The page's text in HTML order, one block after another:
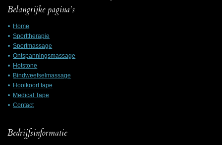
Belangrijke pagina's
Home
Sporttherapie
Sportmassage
Ontspanningsmassage
Hotstone
Bindweefselmassage
Hooikoort tape
Medical Tape
Contact
Bedrijfsinformatie